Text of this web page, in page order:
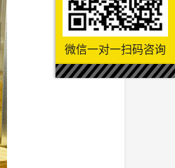
微信一对一扫码咨询